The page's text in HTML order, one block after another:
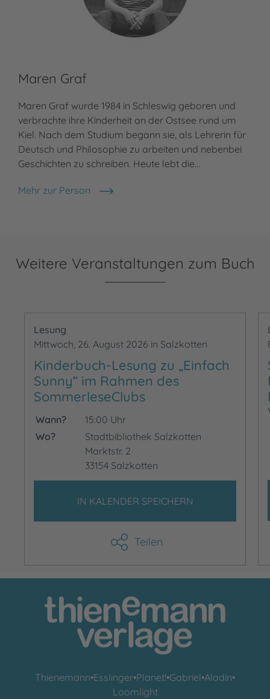
Maren Graf
Maren Graf wurde 1984 in Schleswig geboren und
verbrachte ihre Kinderheit an der Ostsee rund um
Kiel. Nach dem Studium begann sie, als Lehrerin für
Deutsch und Philosophie zu arbeiten und nebenbei
Geschichten zu schreiben. Heute lebt die…
Mehr zur Person
Weitere Veranstaltungen zum Buch
Lesung
Mittwoch, 26. August 2026 in Salzkotten
Kinderbuch-Lesung zu „Einfach
Sunny“ im Rahmen des
SommerleseClubs
Wann?
15:00 Uhr
Wo?
Stadtbibliothek Salzkotten
Marktstr. 2
33154 Salzkotten
IN KALENDER SPEICHERN
Teilen
Thienemann•Esslinger•Planet!•Gabriel•Aladin•
Loomlight